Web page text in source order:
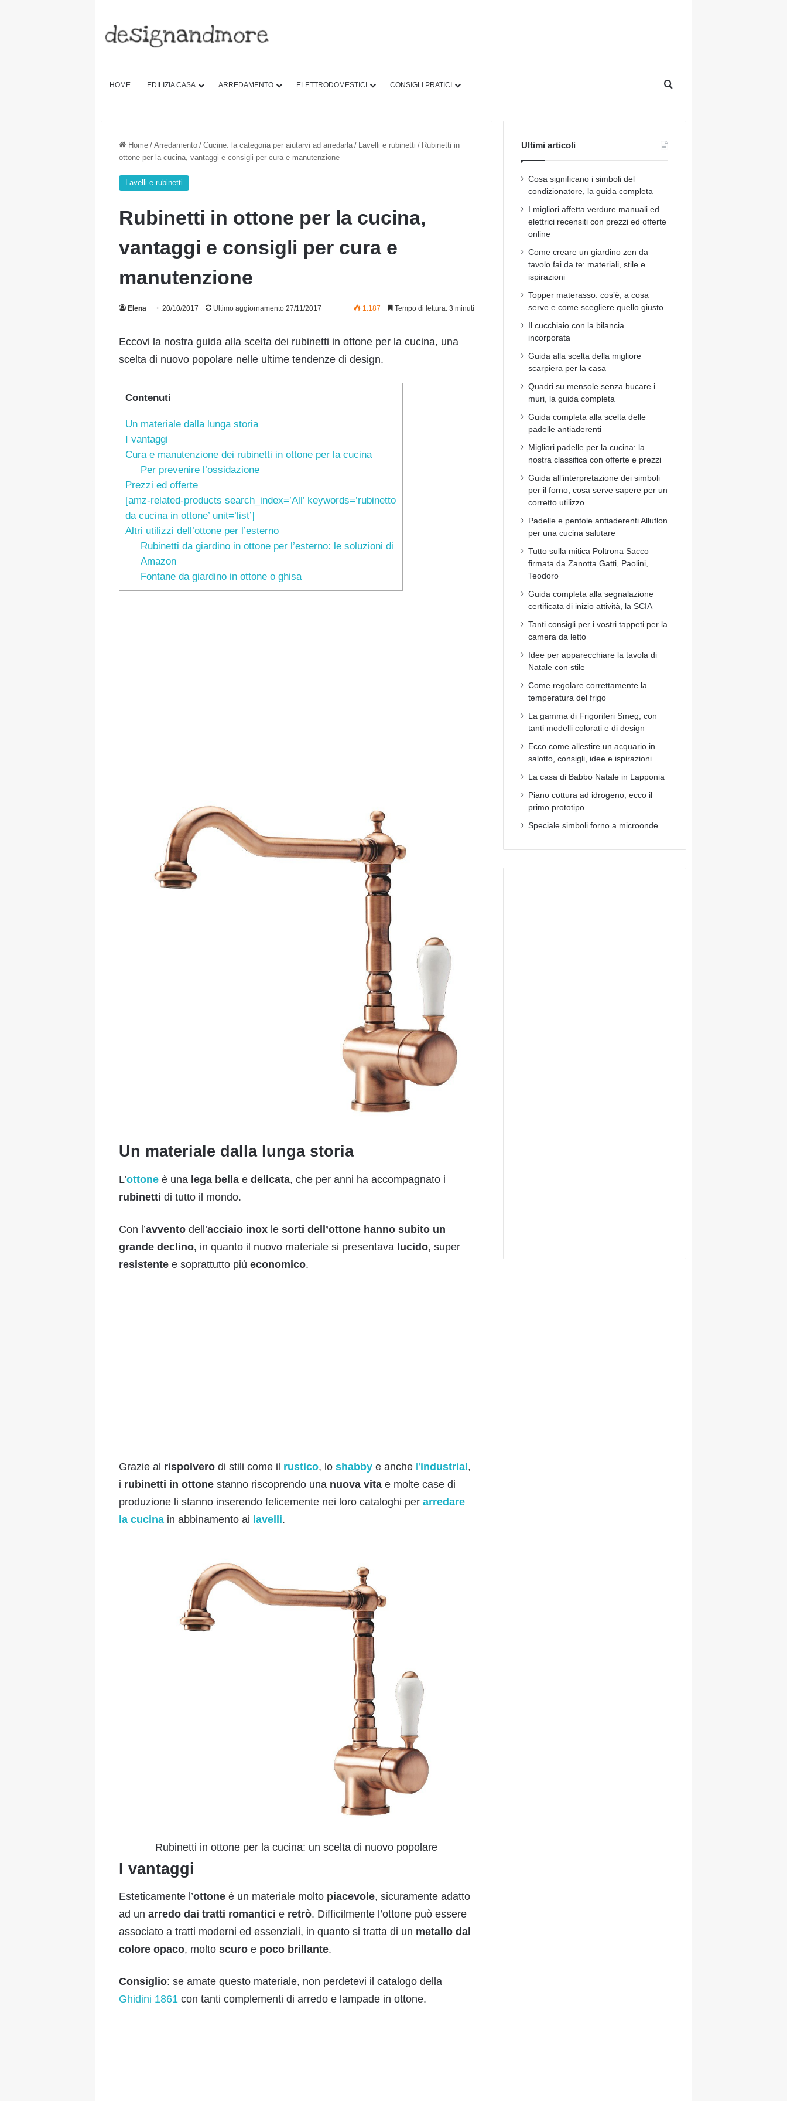
HOME EDILIZIA CASA ARREDAMENTO ELETTRODOMESTICI CONSIGLI PRATICI
Home / Arredamento / Cucine: la categoria per aiutarvi ad arredarla / Lavelli e rubinetti / Rubinetti in
ottone per la cucina, vantaggi e consigli per cura e manutenzione
Lavelli e rubinetti
Rubinetti in ottone per la cucina,
vantaggi e consigli per cura e
manutenzione
Elena 20/10/2017 Ultimo aggiornamento 27/11/2017 1.187 Tempo di lettura: 3 minuti
Eccovi la nostra guida alla scelta dei rubinetti in ottone per la cucina, una
scelta di nuovo popolare nelle ultime tendenze di design.
Contenuti
Un materiale dalla lunga storia
I vantaggi
Cura e manutenzione dei rubinetti in ottone per la cucina
Per prevenire l’ossidazione
Prezzi ed offerte
[amz-related-products search_index=’All’ keywords=’rubinetto
da cucina in ottone’ unit=’list’]
Altri utilizzi dell’ottone per l’esterno
Rubinetti da giardino in ottone per l’esterno: le soluzioni di
Amazon
Fontane da giardino in ottone o ghisa
Un materiale dalla lunga storia
L’ottone è una lega bella e delicata, che per anni ha accompagnato i
rubinetti di tutto il mondo.
Con l’avvento dell’acciaio inox le sorti dell’ottone hanno subito un
grande declino, in quanto il nuovo materiale si presentava lucido, super
resistente e soprattutto più economico.
Grazie al rispolvero di stili come il rustico, lo shabby e anche l’industrial,
i rubinetti in ottone stanno riscoprendo una nuova vita e molte case di
produzione li stanno inserendo felicemente nei loro cataloghi per arredare
la cucina in abbinamento ai lavelli.
Rubinetti in ottone per la cucina: un scelta di nuovo popolare
I vantaggi
Esteticamente l’ottone è un materiale molto piacevole, sicuramente adatto
ad un arredo dai tratti romantici e retrò. Difficilmente l’ottone può essere
associato a tratti moderni ed essenziali, in quanto si tratta di un metallo dal
colore opaco, molto scuro e poco brillante.
Consiglio: se amate questo materiale, non perdetevi il catalogo della
Ghidini 1861 con tanti complementi di arredo e lampade in ottone.
Ultimi articoli
Cosa significano i simboli del
condizionatore, la guida completa
I migliori affetta verdure manuali ed
elettrici recensiti con prezzi ed offerte
online
Come creare un giardino zen da
tavolo fai da te: materiali, stile e
ispirazioni
Topper materasso: cos’è, a cosa
serve e come scegliere quello giusto
Il cucchiaio con la bilancia
incorporata
Guida alla scelta della migliore
scarpiera per la casa
Quadri su mensole senza bucare i
muri, la guida completa
Guida completa alla scelta delle
padelle antiaderenti
Migliori padelle per la cucina: la
nostra classifica con offerte e prezzi
Guida all’interpretazione dei simboli
per il forno, cosa serve sapere per un
corretto utilizzo
Padelle e pentole antiaderenti Alluflon
per una cucina salutare
Tutto sulla mitica Poltrona Sacco
firmata da Zanotta Gatti, Paolini,
Teodoro
Guida completa alla segnalazione
certificata di inizio attività, la SCIA
Tanti consigli per i vostri tappeti per la
camera da letto
Idee per apparecchiare la tavola di
Natale con stile
Come regolare correttamente la
temperatura del frigo
La gamma di Frigoriferi Smeg, con
tanti modelli colorati e di design
Ecco come allestire un acquario in
salotto, consigli, idee e ispirazioni
La casa di Babbo Natale in Lapponia
Piano cottura ad idrogeno, ecco il
primo prototipo
Speciale simboli forno a microonde